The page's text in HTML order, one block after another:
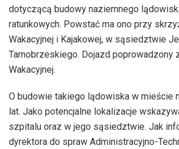
dotyczącą budowy naziemnego
ratunkowych. Powstać ma ono przy
Wakacyjnej i Kajakowej, w sąsiedztwie
Tarnobrzeskiego. Dojazd poprowadzony
Wakacyjnej.
O budowie takiego lądowiska w mieście
lat. Jako potencjalne lokalizacje
szpitalu oraz w jego sąsiedztwie. Jak
dyrektora do spraw Administracyjno-